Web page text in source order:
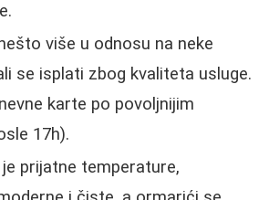
više u odnosu na neke
se isplati zbog kvaliteta usluge.
karte po povoljnijim
17h).
prijatne temperature,